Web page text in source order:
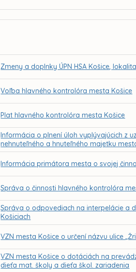
Zmeny a doplnky ÚPN HSA Košice,
Voľba hlavného kontrolóra mesta Košice
Plat hlavného kontrolóra mesta Košice
Informácia o plnení úloh vyplývajúcich z
nehnuteľného a hnuteľného majetku
Informácia primátora mesta o svojej
Správa o činnosti hlavného kontrolóra
Správa o odpovediach na interpelácie a
Košiciach
VZN mesta Košice o určení názvu ulice
VZN mesta Košice o dotáciách na
dieťa mat. školy a dieťa škol. zariadenia